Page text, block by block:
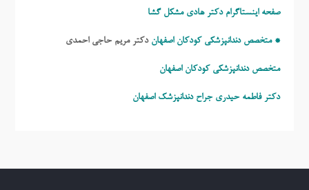
صفحه اینستاگرام دکتر هادی مشکل گشا
* متخصص دندانپزشکی کودکان اصفهان دکتر مریم حاجی احمدی
متخصص دندانپزشکی کودکان اصفهان
دکتر فاطمه حیدری جراح دندانپزشک اصفهان